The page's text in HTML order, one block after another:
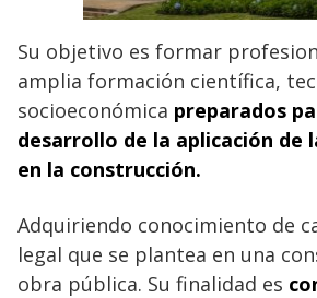
Su objetivo es formar
amplia formación científica,
socioeconómica preparados
desarrollo de la aplicación de
en la construcción.
Adquiriendo conocimiento de
legal que se plantea en una
obra pública. Su finalidad es